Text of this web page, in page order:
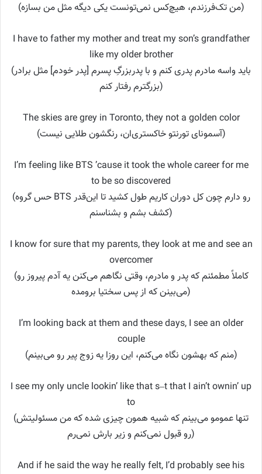
(من تک‌فرزندم، هیچ‌کس نمی‌تونست یکی دیگه مثل من بسازه)
I have to father my mother and treat my son’s grandfather
like my older brother
(باید واسه مادرم پدری کنم و با پدربزرگِ پسرم [پدر خودم] مثل برادر
بزرگترم رفتار کنم)
The skies are grey in Toronto, they not a golden color
(آسمونای تورنتو خاکستری‌ان، رنگشون طلایی نیست)
I’m feeling like BTS ’cause it took the whole career for me
to be so discovered
(حس گروه BTS رو دارم چون کل دوران کاریم طول کشید تا این‌قدر
کشف بشم و بشناسنم)
I know for sure that my parents, they look at me and see an
overcomer
(کاملاً مطمئنم که پدر و مادرم، وقتی نگاهم می‌کنن یه آدم پیروز رو
می‌بینن که از پس سختیا برومده)
I’m looking back at them and these days, I see an older
couple
(منم که بهشون نگاه می‌کنم، این روزا یه زوج پیر رو می‌بینم)
I see my only uncle lookin’ like that s–t that I ain’t ownin’ up
to
(تنها عمومو می‌بینم که شبیه همون چیزی شده که من مسئولیتش
رو قبول نمی‌کنم و زیر بارش نمی‌رم)
And if he said the way he really felt, I’d probably see his